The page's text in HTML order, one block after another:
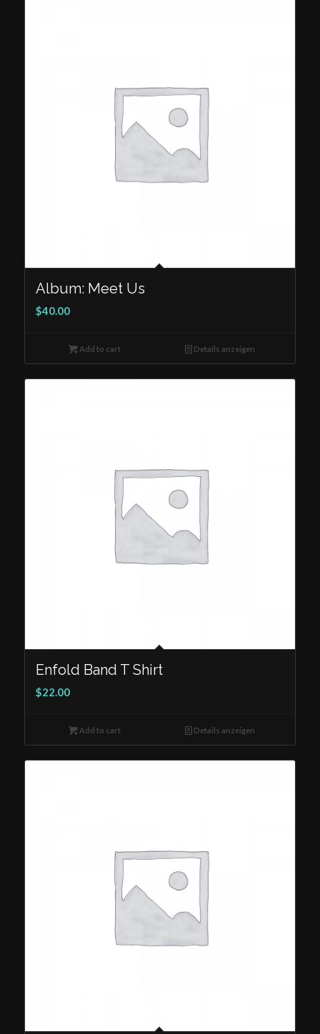
Album: Meet Us
$40.00
Add to cart Details anzeigen
Enfold Band T Shirt
$22.00
Add to cart Details anzeigen